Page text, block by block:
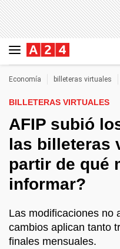
Economía billeteras virtuales
BILLETERAS VIRTUALES
AFIP subió
las billeteras
partir de qué
informar?
Las modificaciones no
cambios aplican tanto
finales mensuales.